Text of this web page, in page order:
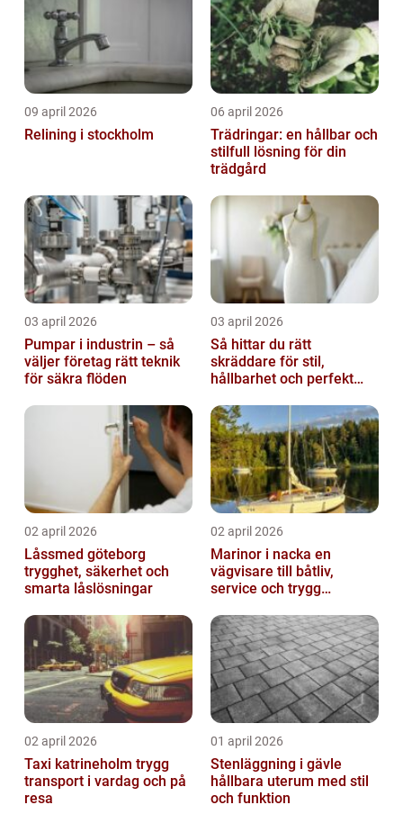
09 april 2026
Relining i stockholm
06 april 2026
Trädringar: en hållbar och
stilfull lösning för din
trädgård
03 april 2026
Pumpar i industrin – så
väljer företag rätt teknik
för säkra flöden
03 april 2026
Så hittar du rätt
skräddare för stil,
hållbarhet och perfekt
02 april 2026
Låssmed göteborg
trygghet, säkerhet och
smarta låslösningar
02 april 2026
Marinor i nacka en
vägvisare till båtliv,
service och trygg
02 april 2026
Taxi katrineholm trygg
transport i vardag och på
resa
01 april 2026
Stenläggning i gävle
hållbara uterum med stil
och funktion